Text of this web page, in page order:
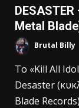
Metal
Brutal Billy
Το «Kill All
Desaster
Blade